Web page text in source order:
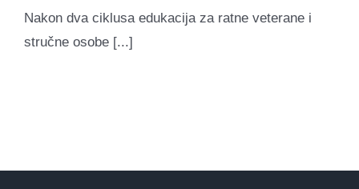
Nakon dva ciklusa edukacija za ratne veterane i
stručne osobe [...]